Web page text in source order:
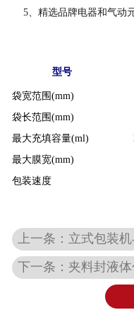
5、 精选品牌电器和气动
型号
袋宽范围(mm)
袋长范围(mm)
最大充填容量(ml)
最大膜宽(mm)
包装速度
下一条：夹料封液